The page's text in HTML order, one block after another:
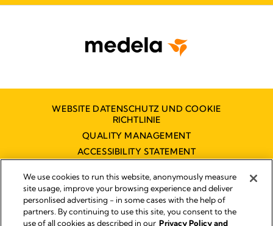
WEBSITE DATENSCHUTZ UND COOKIE
RICHTLINIE
QUALITY MANAGEMENT
ACCESSIBILITY STATEMENT
BARRIEREFREIHEITSERKLÄRUNG
We use cookies to run this website, anonymously measure
site usage, improve your browsing experience and deliver
personlised advertising - in some cases with the help of
partners. By continuing to use this site, you consent to the
use of all cookies as described in our Privacy Policy and